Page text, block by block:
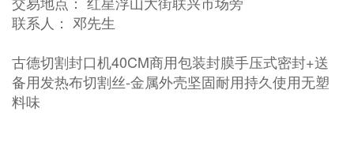
联系人： 邓先生
古德切割封口机40CM商用包装封膜手压式密封+送
备用发热布切割丝-金属外壳坚固耐用持久使用无塑
料味